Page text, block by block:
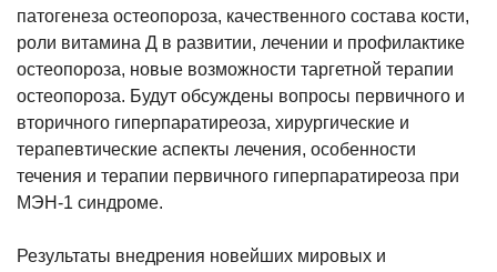
патогенеза остеопороза, качественного состава кости,
роли витамина Д в развитии, лечении и профилактике
остеопороза, новые возможности таргетной терапии
остеопороза. Будут обсуждены вопросы первичного и
вторичного гиперпаратиреоза, хирургические и
терапевтические аспекты лечения, особенности
течения и терапии первичного гиперпаратиреоза при
МЭН-1 синдроме.
Результаты внедрения новейших мировых и